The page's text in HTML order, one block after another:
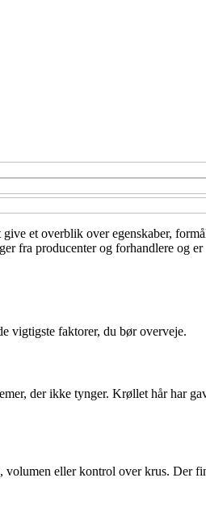
et overblik over egenskaber,
fra producenter og forhandlere og
vigtigste faktorer, du bør overveje.
der ikke tynger. Krøllet hår har
eller kontrol over krus. Der